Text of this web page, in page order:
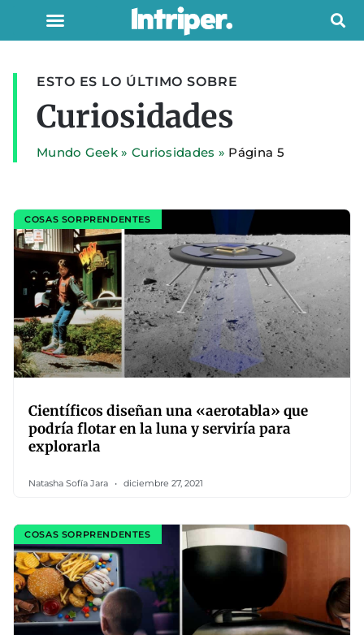
ESTO ES LO ÚLTIMO SOBRE
Curiosidades
Mundo Geek » Curiosidades » Página 5
COSAS SORPRENDENTES
Científicos diseñan una «aerotabla» que
podría flotar en la luna y serviría para
explorarla
Natasha Sofía Jara diciembre 27, 2021
COSAS SORPRENDENTES